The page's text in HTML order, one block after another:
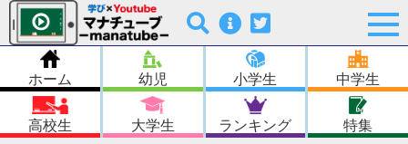
ホーム 幼児 小学生 中学生
高校生 大学生 ランキング 特集